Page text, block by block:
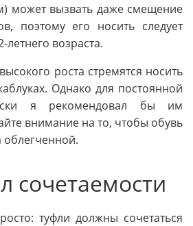
может вызвать даже смещение
поэтому его носить следует
возраста.
роста стремятся носить
Однако для постоянной
я рекомендовал бы им
внимание на то, чтобы обувь
сочетаемости
туфли должны сочетаться